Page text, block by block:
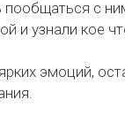
с
и узнали кое
эмоций,